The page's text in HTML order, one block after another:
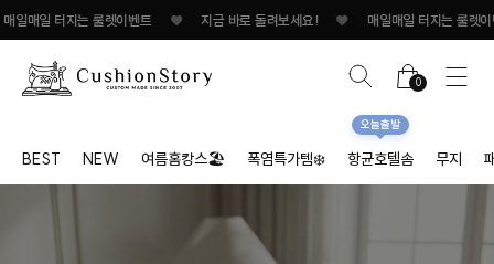
는 룰렛이벤트 ♥ 지금 바로 돌려보세요! ♥ 매일매일 터지는 룰렛이벤트 ♥
0
BEST NEW 여름홈캉스🏖 폭염특가템❄️ 항균호텔솜
오늘출발
무지